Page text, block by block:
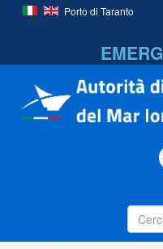
Porto di Taranto